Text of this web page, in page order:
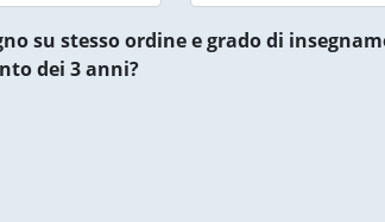
su stesso ordine e grado di
dei 3 anni?